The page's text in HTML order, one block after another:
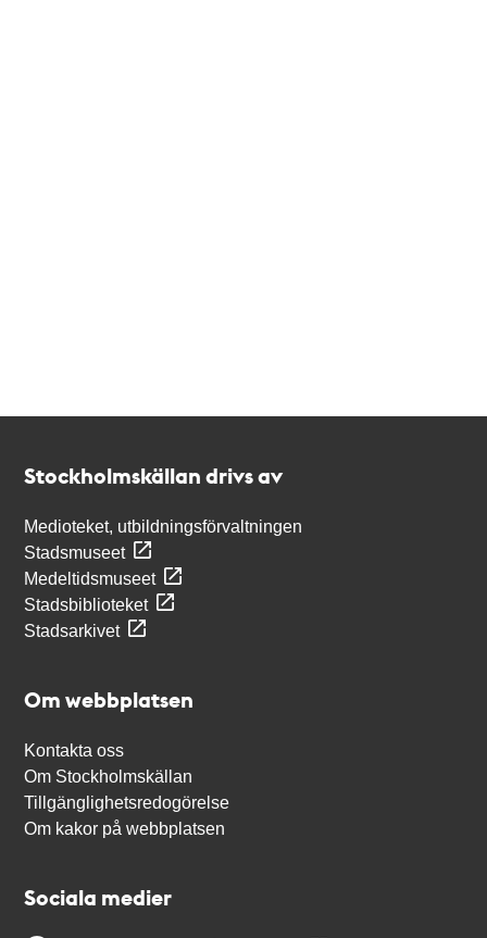
Stockholmskällan drivs av
Medioteket, utbildningsförvaltningen
Stadsmuseet
Medeltidsmuseet
Stadsbiblioteket
Stadsarkivet
Om webbplatsen
Kontakta oss
Om Stockholmskällan
Tillgänglighetsredogörelse
Om kakor på webbplatsen
Sociala medier